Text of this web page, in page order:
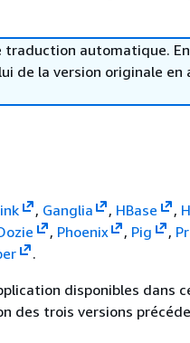
automatique.
de la version originale en
, Ganglia , HBase ,
, Phoenix , Pig ,
.
disponibles dans
des trois versions